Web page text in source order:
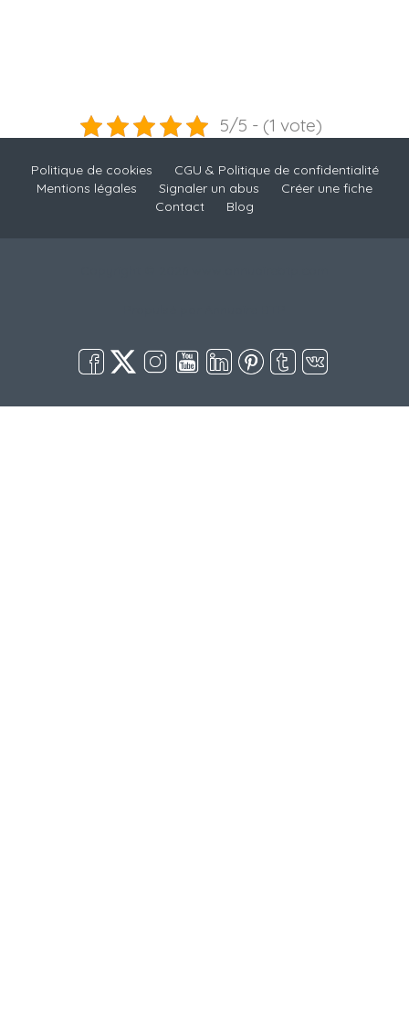
5/5 - (1 vote)
Politique de cookies
CGU & Politique de confidentialité
Mentions légales
Signaler un abus
Créer une fiche
Contact
Blog